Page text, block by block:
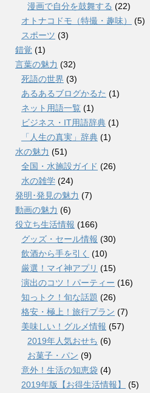
漫画で自分を鼓舞する (22)
オトナコドモ（特撮・趣味）
(5)
スポーツ (3)
錯覚 (1)
言葉の魅力 (32)
死語の世界 (3)
あるあるブログかるた (1)
ネット用語一覧 (1)
ビジネス・IT用語辞典 (1)
「人生の真実」辞典 (1)
水の魅力 (51)
全国・水施設ガイド (26)
水の雑学 (24)
発明･発見の魅力 (7)
動画の魅力 (6)
役立ち生活情報 (166)
グッズ・セール情報 (30)
飲酒から手を引く (10)
厳選！マイ神アプリ (15)
演出のコツ！パーティー (16)
知っトク！旬な話題 (26)
格安・極上！旅行プラン (7)
美味しい！グルメ情報 (57)
2019年人気おせち (6)
お菓子・パン (9)
意外！生活の知恵袋 (4)
2019年版【お得生活情報】
(5)